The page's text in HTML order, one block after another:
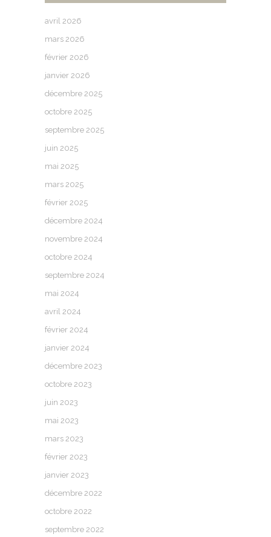
avril 2026
mars 2026
février 2026
janvier 2026
décembre 2025
octobre 2025
septembre 2025
juin 2025
mai 2025
mars 2025
février 2025
décembre 2024
novembre 2024
octobre 2024
septembre 2024
mai 2024
avril 2024
février 2024
janvier 2024
décembre 2023
octobre 2023
juin 2023
mai 2023
mars 2023
février 2023
janvier 2023
décembre 2022
octobre 2022
septembre 2022